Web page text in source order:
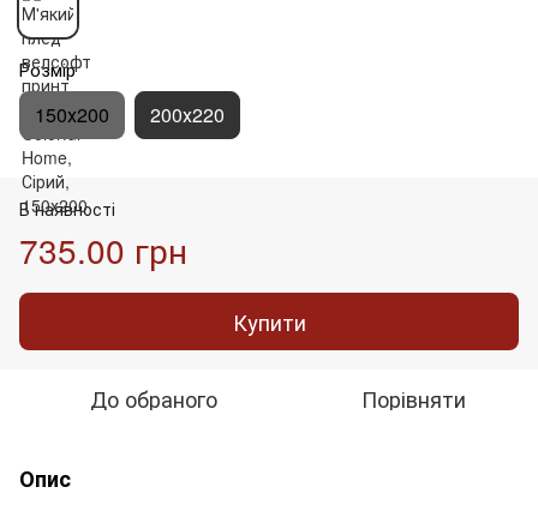
Розмір
150х200 200х220
В наявності
735.00 грн
Купити
До обраного Порівняти
Опис